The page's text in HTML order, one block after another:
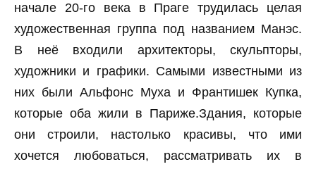
начале 20-го века в Праге трудилась целая
художественная группа под названием Манэс.
В неё входили архитекторы, скульпторы,
художники и графики. Самыми известными из
них были Альфонс Муха и Франтишек Купка,
которые оба жили в Париже.Здания, которые
они строили, настолько красивы, что ими
хочется любоваться, рассматривать их в